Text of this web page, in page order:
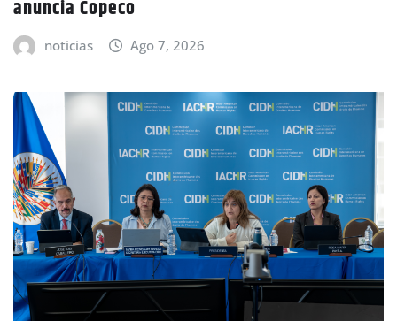
anuncia Copeco
noticias Ago 7, 2026